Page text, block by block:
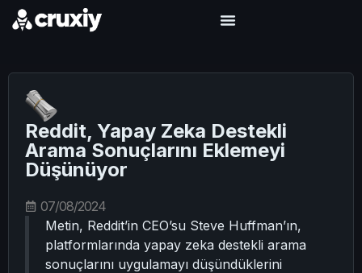
Reddit, Yapay Zeka Destekli
Arama Sonuçlarını Eklemeyi
Düşünüyor
07/08/2024
Metin, Reddit’in CEO’su Steve Huffman’ın,
platformlarında yapay zeka destekli arama
sonuçlarını uygulamayı düşündüklerini